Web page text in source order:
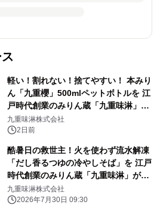
軽い！割れない！捨てやすい！ 本みり
ん「九重櫻」500mlペットボトルを 江
戸時代創業のみりん蔵「九重味淋」が
8月25日に新発売
九重味淋株式会社
2日前
酷暑日の救世主！火を使わず流水解凍
「だし香るつゆの冷やしそば」を 江戸
時代創業のみりん蔵「九重味淋」が8
月6日に新発売
九重味淋株式会社
2026年7月30日 09:30